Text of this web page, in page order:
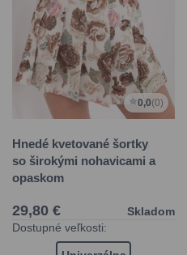
0,0(0)
Hnedé kvetované šortky
so širokými nohavicami a
opaskom
29,80 €
Skladom
Dostupné veľkosti: